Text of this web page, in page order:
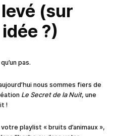
levé (sur
?)
pas.
nous sommes fiers de
Le Secret de la Nuit, une
!
playlist « bruits d’animaux »,